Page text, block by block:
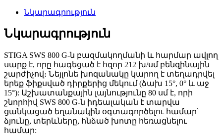
Նկարագրություն
Նկարագրություն
STIGA SWS 800 G-ն բազմակողմանի և հարմար ավլող
սարք է, որը հագեցած է հզոր 212 խ/սմ բենզինային
շարժիչով։ Նեյլոնե խոզանակը կարող է տեղադրվել
երեք ֆիքսված դիրքերից մեկում (ձախ 15°, 0° և աջ
15°): Աշխատանքային լայնությունը 80 սմ է, որի
շնորհիվ SWS 800 G-ն իդեալական է տարվա
ցանկացած եղանակին օգտագործելու համար՝
ձյունը, տերևները, հնձած խոտը հեռացնելու
համար: